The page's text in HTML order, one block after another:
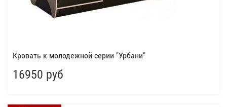
Кровать к молодежной серии "Урбани"
16950 руб